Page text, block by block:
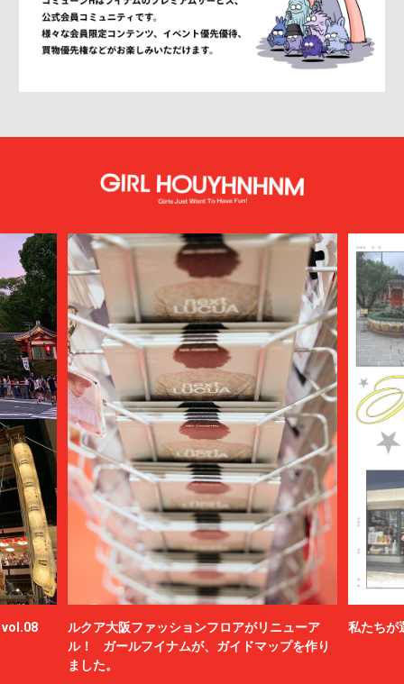
vol.08
ルクア大阪ファッションフロアがリニューア
ル！ ガールフイナムが、ガイドマップを作り
ました。
私たちが